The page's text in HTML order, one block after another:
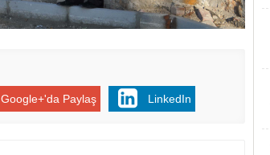
Google+'da Paylaş LinkedIn